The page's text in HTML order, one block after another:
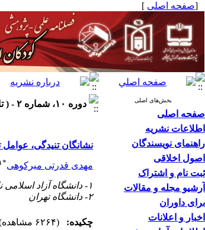
[صفحه اصلی ]
بخش‌های اصلی
صفحه اصلی
اطلاعات نشریه
راهنمای نویسندگان
اصول اخلاقی
ثبت نام و اشتراک
آرشیو مجله و مقالات
برای داوران
اخبار و اعلانات
دوره ۱۰، شماره ۲ - ( تابستان ۱۳۸۹ ۱۳۸۹ )
نشانگان تنیدگی، عوامل
مهدی قدرتی میرکوهی*۱
۱- دانشگاه آزاد اسلامی نائین
۲- دانشگاه تهران
چکیده:
(۶۲۶۴ مشاهده)